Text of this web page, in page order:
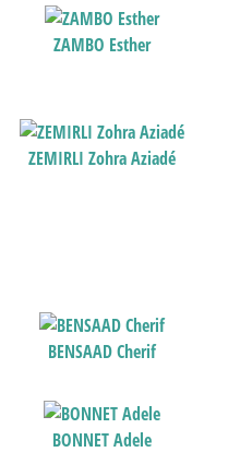
ZAMBO Esther
ZEMIRLI Zohra Aziadé
BENSAAD Cherif
BONNET Adele